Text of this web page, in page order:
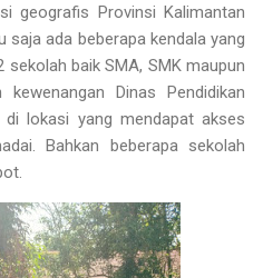
geografis Provinsi Kalimantan
saja ada beberapa kendala yang
sekolah baik SMA, SMK maupun
Dinas Pendidikan
lokasi yang mendapat akses
Bahkan beberapa sekolah